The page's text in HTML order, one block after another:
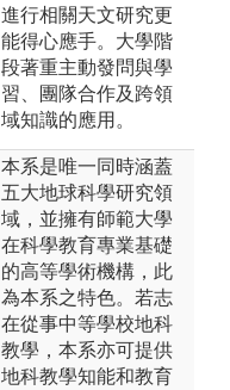
進行相關天文研究更
能得心應手。大學階
段著重主動發問與學
習、團隊合作及跨領
域知識的應用。
本系是唯一同時涵蓋
五大地球科學研究領
域，並擁有師範大學
在科學教育專業基礎
的高等學術機構，此
為本系之特色。若志
在從事中等學校地科
教學，本系亦可提供
地科教學知能和教育